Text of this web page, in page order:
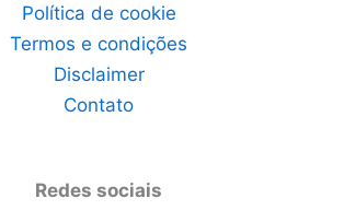
Política de cookie
Termos e condições
Disclaimer
Contato
Redes sociais